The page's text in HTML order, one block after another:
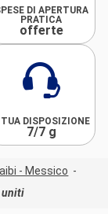
DI APERTURA
PRATICA
offerte
DISPOSIZIONE
7/7 g
- Messico
uniti